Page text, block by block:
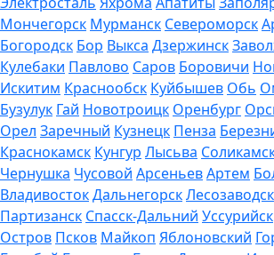
Мончегорск Мурманск Североморск
Богородск Бор Выкса Дзержинск
Кулебаки Павлово Саров Боровичи
Искитим Краснообск Куйбышев Обь
Бузулук Гай Новотроицк Оренбург
Орел Заречный Кузнецк Пенза
Краснокамск Кунгур Лысьва
Чернушка Чусовой АрсеньевАртем
ВладивостокДальнегорскЛесозаводск
Партизанск Спасск-Дальний Уссурийск
Остров Псков Майкоп Яблоновский